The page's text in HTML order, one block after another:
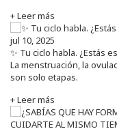
+ Leer más
jul 10, 2025
✨ Tu ciclo habla. ¿Estás
La menstruación, la
son solo etapas.
+ Leer más